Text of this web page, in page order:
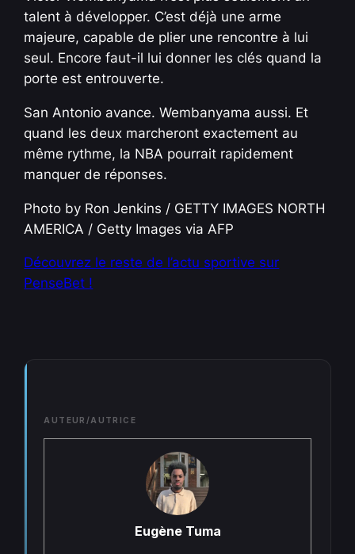
talent à développer. C’est déjà une arme
majeure, capable de plier une rencontre à lui
seul. Encore faut-il lui donner les clés quand la
porte est entrouverte.
San Antonio avance. Wembanyama aussi. Et
quand les deux marcheront exactement au
même rythme, la NBA pourrait rapidement
manquer de réponses.
Photo by Ron Jenkins / GETTY IMAGES NORTH
AMERICA / Getty Images via AFP
Découvrez le reste de l’actu sportive sur
PenseBet !
AUTEUR/AUTRICE
Eugène Tuma